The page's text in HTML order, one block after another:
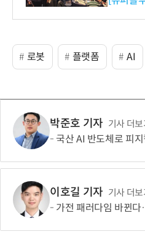
로봇 플랫폼 AI
박준호 기자 기사 더보
국산 AI 반도체로 피지컬
이호길 기자 기사 더보
가전 패러다임 바뀐